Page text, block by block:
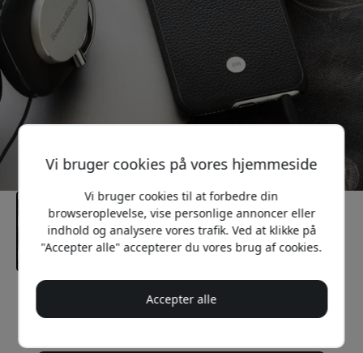
Anbefalet pris
119 DKK
Vi bruger cookies på vores hjemmeside
Vi bruger cookies til at forbedre din
browseroplevelse, vise personlige annoncer eller
indhold og analysere vores trafik. Ved at klikke på
"Accepter alle" accepterer du vores brug af cookies.
Accepter alle